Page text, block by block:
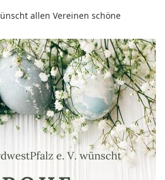
allen Vereinen schöne